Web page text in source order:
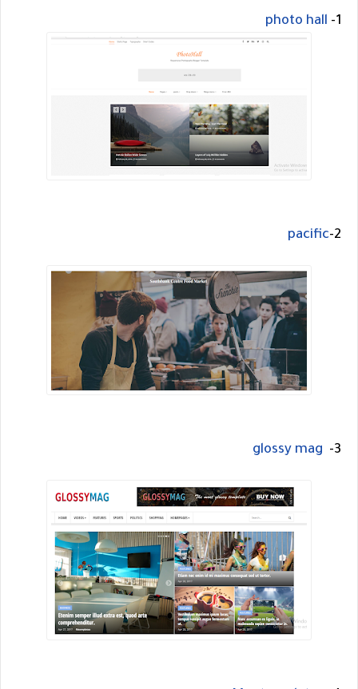
1-
photo hall
2-
pacific
3-
glossy mag